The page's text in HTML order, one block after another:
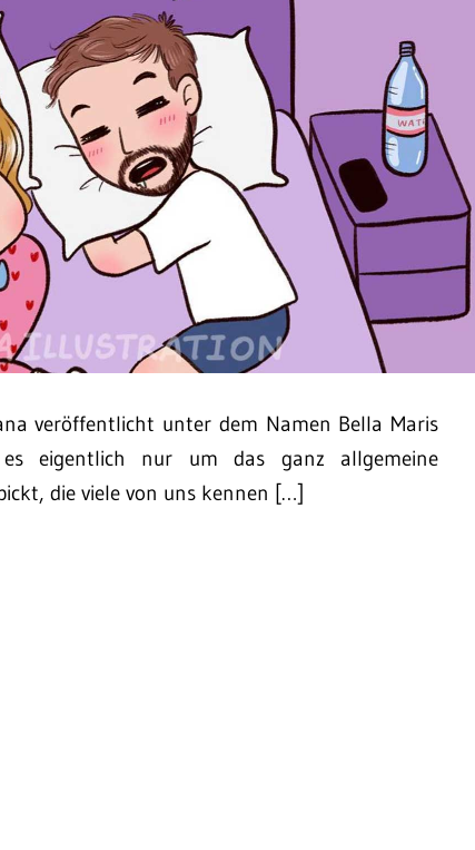
veröffentlicht unter dem Namen Bella Maris
es eigentlich nur um das ganz allgemeine
die viele von uns kennen […]